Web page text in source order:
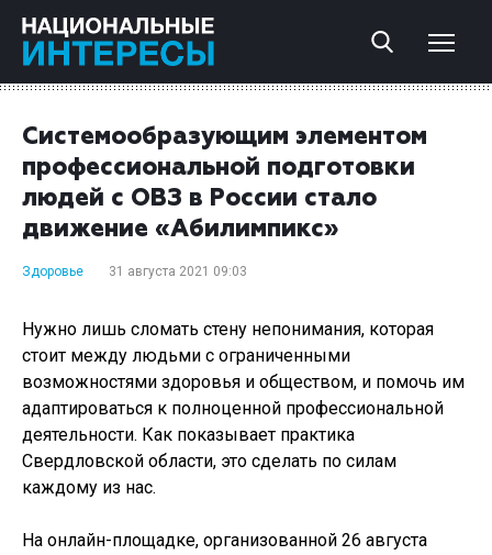
Системообразующим элементом
профессиональной подготовки
людей с ОВЗ в России стало
движение «Абилимпикс»
Здоровье 31 августа 2021 09:03
Нужно лишь сломать стену непонимания, которая
стоит между людьми с ограниченными
возможностями здоровья и обществом, и помочь им
адаптироваться к полноценной профессиональной
деятельности. Как показывает практика
Свердловской области, это сделать по силам
каждому из нас.
На онлайн-площадке, организованной 26 августа